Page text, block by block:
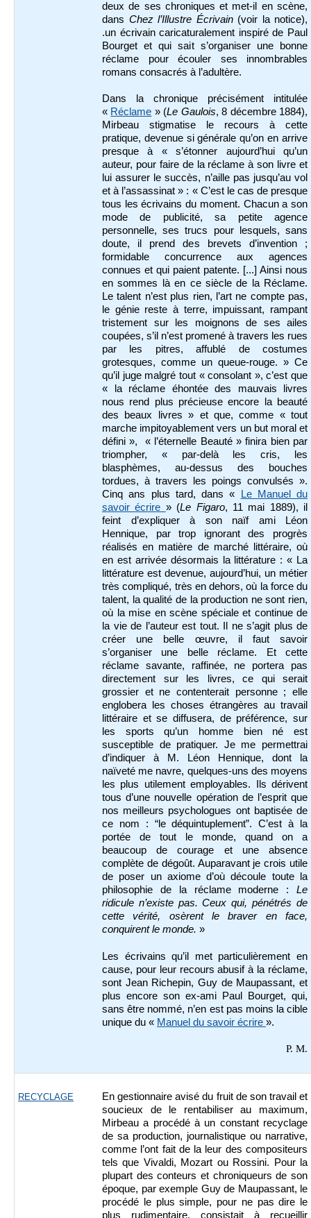
deux de ses chroniques et met-il en scène,
dans Chez l’Illustre Écrivain(voir la notice),
.un écrivain caricaturalement inspiré de Paul
Bourget et qui sait s’organiser une bonne
réclame pour écouler ses innombrables
romans consacrés à l’adultère.
Dans la chronique précisément intitulée
« Réclame » (Le Gaulois, 8 décembre 1884),
Mirbeau stigmatise le recours à cette
pratique, devenue si générale qu’on en arrive
presque à « s’étonner aujourd’hui qu’un
auteur, pour faire de la réclame à son livre et
lui assurer le succès, n’aille pas jusqu’au vol
et à l’assassinat » : « C’est le cas de presque
tous les écrivains du moment. Chacun a son
mode de publicité, sa petite agence
personnelle, ses trucs pour lesquels, sans
doute, il prend des brevets d’invention ;
formidable concurrence aux agences
connues et qui paient patente. [...] Ainsi nous
en sommes là en ce siècle de la Réclame.
Le talent n’est plus rien, l’art ne compte pas,
le génie reste à terre, impuissant, rampant
tristement sur les moignons de ses ailes
coupées, s’il n’est promené à travers les rues
par les pitres, affublé de costumes
grotesques, comme un queue-rouge. » Ce
qu’il juge malgré tout « consolant », c’est que
« la réclame éhontée des mauvais livres
nous rend plus précieuse encore la beauté
des beaux livres » et que, comme « tout
marche impitoyablement vers un but moral et
défini », « l’éternelle Beauté » finira bien par
triompher, « par-delà les cris, les
blasphèmes, au-dessus des bouches
tordues, à travers les poings convulsés ».
Cinq ans plus tard, dans «
Le Manuel du
savoir écrire » (Le Figaro, 11 mai 1889), il
feint d’expliquer à son naïf ami Léon
Hennique, par trop ignorant des progrès
réalisés en matière de marché littéraire, où
en est arrivée désormais la littérature : « La
littérature est devenue, aujourd’hui, un métier
très compliqué, très en dehors, où la force du
talent, la qualité de la production ne sont rien,
où la mise en scène spéciale et continue de
la vie de l’auteur est tout. Il ne s’agit plus de
créer une belle œuvre, il faut savoir
s’organiser une belle réclame. Et cette
réclame savante, raffinée, ne portera pas
directement sur les livres, ce qui serait
grossier et ne contenterait personne ; elle
englobera les choses étrangères au travail
littéraire et se diffusera, de préférence, sur
les sports qu’un homme bien né est
susceptible de pratiquer. Je me permettrai
d’indiquer à M. Léon Hennique, dont la
naïveté me navre, quelques-uns des moyens
les plus utilement employables. Ils dérivent
tous d’une nouvelle opération de l’esprit que
nos meilleurs psychologues ont baptisée de
ce nom : “le déquintuplement”. C’est à la
portée de tout le monde, quand on a
beaucoup de courage et une absence
complète de dégoût. Auparavant je crois utile
de poser un axiome d’où découle toute la
philosophie de la réclame moderne : Le
ridicule n’existe pas. Ceux qui, pénétrés de
cette vérité, osèrent le braver en face,
conquirent le monde. »
Les écrivains qu’il met particulièrement en
cause, pour leur recours abusif à la réclame,
sont Jean Richepin, Guy de Maupassant, et
plus encore son ex-ami Paul Bourget, qui,
sans être nommé, n’en est pas moins la cible
unique du « Manuel du savoir écrire ».
P. M.
RECYCLAGE
En gestionnaire avisé du fruit de son travail et
soucieux de le rentabiliser au maximum,
Mirbeau a procédé à un constant recyclage
de sa production, journalistique ou narrative,
comme l’ont fait de la leur des compositeurs
tels que Vivaldi, Mozart ou Rossini. Pour la
plupart des conteurs et chroniqueurs de son
époque, par exemple Guy de Maupassant, le
procédé le plus simple, pour ne pas dire le
plus rudimentaire, consistait à recueillir